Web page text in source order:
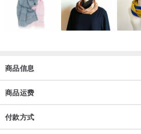
商品信息
商品运费
付款方式